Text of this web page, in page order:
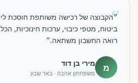
״
״הקבוצה של רכישה משותפת חוסכת
ביטוח, מטפי כיבוי, ערכות חינוכיות,
רואה החשבון משתאה.״
מ מירי בן דוד
משפחתון אהבה · באר שבע